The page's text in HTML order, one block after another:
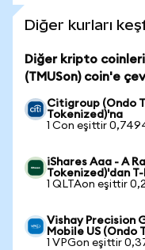
Diğer kurları
Diğer kripto coinleri
(TMUSon) coin'e
Citigroup (Ondo
Tokenized)'na
1 Con eşittir
iShares Aaa - A
Tokenized)'dan
1 QLTAon eşittir
Vishay Precision
Mobile US (Ondo
1 VPGon eşittir